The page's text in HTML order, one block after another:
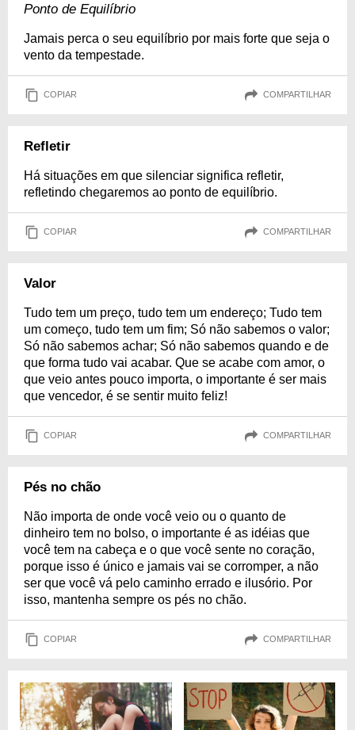
Ponto de Equilíbrio
Jamais perca o seu equilíbrio por mais forte que seja o
vento da tempestade.
COPIAR COMPARTILHAR
Refletir
Há situações em que silenciar significa refletir,
refletindo chegaremos ao ponto de equilíbrio.
COPIAR COMPARTILHAR
Valor
Tudo tem um preço, tudo tem um endereço; Tudo tem
um começo, tudo tem um fim; Só não sabemos o valor;
Só não sabemos achar; Só não sabemos quando e de
que forma tudo vai acabar. Que se acabe com amor, o
que veio antes pouco importa, o importante é ser mais
que vencedor, é se sentir muito feliz!
COPIAR COMPARTILHAR
Pés no chão
Não importa de onde você veio ou o quanto de
dinheiro tem no bolso, o importante é as idéias que
você tem na cabeça e o que você sente no coração,
porque isso é único e jamais vai se corromper, a não
ser que você vá pelo caminho errado e ilusório. Por
isso, mantenha sempre os pés no chão.
COPIAR COMPARTILHAR